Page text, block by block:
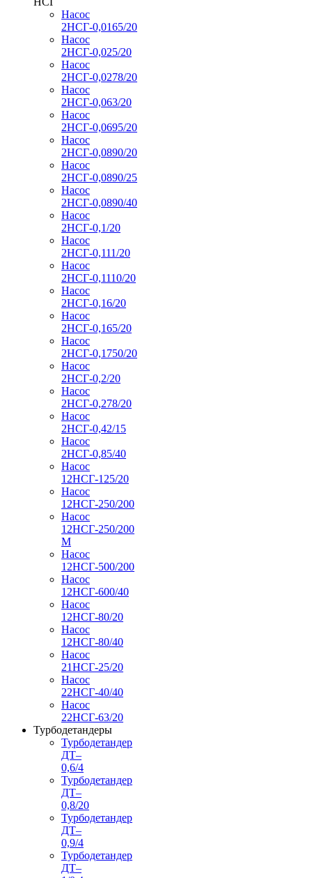
Насос
2НСГ-0,0165/20
Насос
2НСГ-0,025/20
Насос
2НСГ-0,0278/20
Насос
2НСГ-0,063/20
Насос
2НСГ-0,0695/20
Насос
2НСГ-0,0890/20
Насос
2НСГ-0,0890/25
Насос
2НСГ-0,0890/40
Насос
2НСГ-0,1/20
Насос
2НСГ-0,111/20
Насос
2НСГ-0,1110/20
Насос
2НСГ-0,16/20
Насос
2НСГ-0,165/20
Насос
2НСГ-0,1750/20
Насос
2НСГ-0,2/20
Насос
2НСГ-0,278/20
Насос
2НСГ-0,42/15
Насос
2НСГ-0,85/40
Насос
12НСГ-125/20
Насос
12НСГ-250/200
Насос
12НСГ-250/200
М
Насос
12НСГ-500/200
Насос
12НСГ-600/40
Насос
12НСГ-80/20
Насос
12НСГ-80/40
Насос
21НСГ-25/20
Насос
22НСГ-40/40
Насос
22НСГ-63/20
Турбодетандеры
Турбодетандер
ДТ–
0,6/4
Турбодетандер
ДТ–
0,8/20
Турбодетандер
ДТ–
0,9/4
Турбодетандер
ДТ–